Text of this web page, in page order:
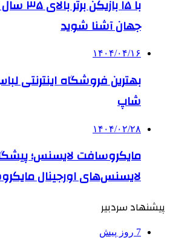
با ۱۵
جهان آشنا شوید
۱۴۰۴/۰۴/۱۶
بهترین فروشگاه اینترنتی
شاپ
۱۴۰۴/۰۲/۲۸
مایکروسافت لایسنس؛
لایسنس‌های اورجینال
پیشنهاد سردبیر
7 روز پیش